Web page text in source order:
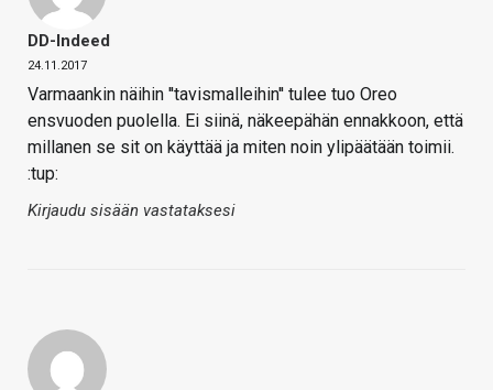
DD-Indeed
24.11.2017
Varmaankin näihin ''tavismalleihin'' tulee tuo Oreo
ensvuoden puolella. Ei siinä, näkeepähän ennakkoon, että
millanen se sit on käyttää ja miten noin ylipäätään toimii.
:tup:
Kirjaudu sisään vastataksesi